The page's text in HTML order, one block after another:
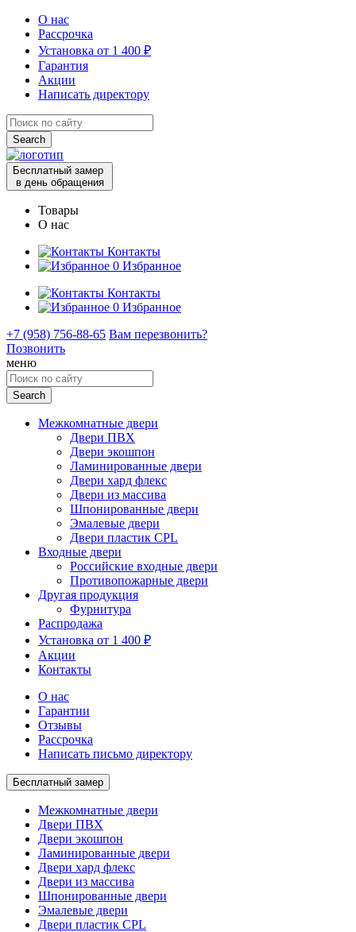
О нас
Рассрочка
Установка от 1 400 ₽
Гарантия
Акции
Написать директору
Search
for:
Бесплатный замер
в день обращения
Товары
О нас
Контакты
0 Избранное
Контакты
0 Избранное
+7 (958) 756-88-65 Вам перезвонить?
Позвонить
меню
Search
for:
Межкомнатные двери
Двери ПВХ
Двери экошпон
Ламинированные двери
Двери хард флекс
Двери из массива
Шпонированные двери
Эмалевые двери
Двери пластик CPL
Входные двери
Российские входные двери
Противопожарные двери
Другая продукция
Фурнитура
Распродажа
Установка от 1 400 ₽
Акции
Контакты
О нас
Гарантии
Отзывы
Рассрочка
Написать письмо директору
Бесплатный замер
Межкомнатные двери
Двери ПВХ
Двери экошпон
Ламинированные двери
Двери хард флекс
Двери из массива
Шпонированные двери
Эмалевые двери
Двери пластик CPL